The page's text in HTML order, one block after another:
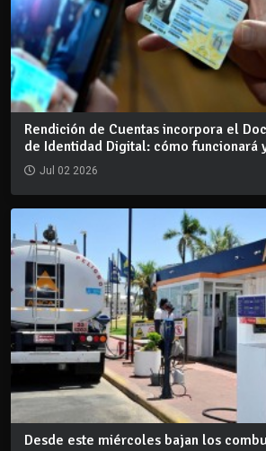
Rendición de Cuentas incorpora el
de Identidad Digital: cómo funcionará
Jul 02 2026
Desde este miércoles bajan los